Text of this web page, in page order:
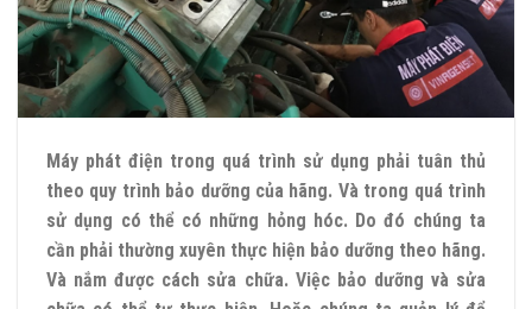
Máy phát điện trong quá trình sử dụng phải tuân thủ
theo quy trình bảo dưỡng của hãng. Và trong quá trình
sử dụng có thể có những hỏng hóc. Do đó chúng ta
cần phải thường xuyên thực hiện bảo dưỡng theo hãng.
Và nắm được cách sửa chữa. Việc bảo dưỡng và sửa